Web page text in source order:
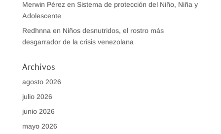
Merwin Pérez en Sistema de protección del Niño, Niña y
Adolescente
Redhnna en Niños desnutridos, el rostro más
desgarrador de la crisis venezolana
Archivos
agosto 2026
julio 2026
junio 2026
mayo 2026